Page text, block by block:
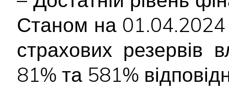
Станом на 01.04.2024
страхових резервів
81% та 581%